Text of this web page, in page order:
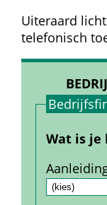
Uiteraard
telefonisch
Wat is je